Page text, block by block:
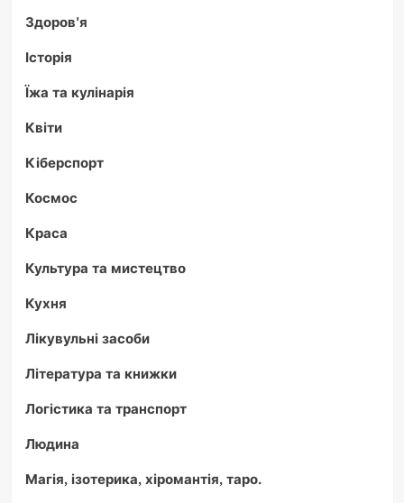
Здоров'я
Історія
Їжа та кулінарія
Квіти
Кіберспорт
Космос
Краса
Культура та мистецтво
Кухня
Лікувульні засоби
Література та книжки
Логістика та транспорт
Людина
Магія, ізотерика, хіромантія, таро.